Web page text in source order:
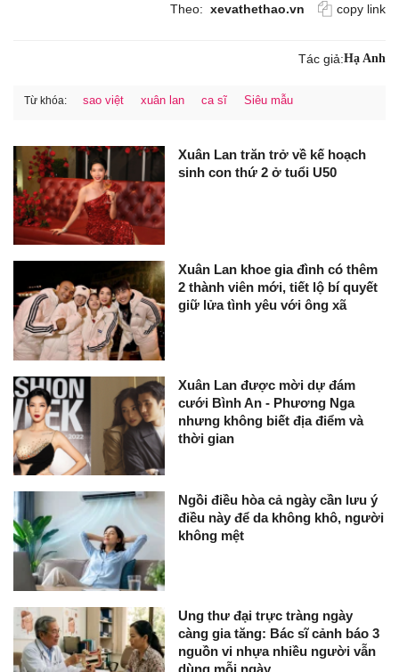
Theo: xevathethao.vn copy link
Tác giả:Hạ Anh
Từ khóa: sao việt xuân lan ca sĩ Siêu mẫu
Xuân Lan trăn trở về kế hoạch
sinh con thứ 2 ở tuổi U50
Xuân Lan khoe gia đình có thêm
2 thành viên mới, tiết lộ bí quyết
giữ lửa tình yêu với ông xã
Xuân Lan được mời dự đám
cưới Bình An - Phương Nga
nhưng không biết địa điểm và
thời gian
Ngồi điều hòa cả ngày cần lưu ý
điều này để da không khô, người
không mệt
Ung thư đại trực tràng ngày
càng gia tăng: Bác sĩ cảnh báo 3
nguồn vi nhựa nhiều người vẫn
dùng mỗi ngày